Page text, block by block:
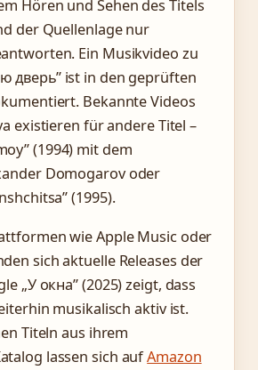
Hören und Sehen des Titels
der Quellenlage nur
Ein Musikvideo zu
дверь” ist in den geprüften
Bekannte Videos
existieren für andere Titel –
(1994) mit dem
Domogarov oder
(1995).
wie Apple Music oder
sich aktuelle Releases der
„У окна” (2025) zeigt, dass
musikalisch aktiv ist.
Titeln aus ihrem
lassen sich aufAmazon